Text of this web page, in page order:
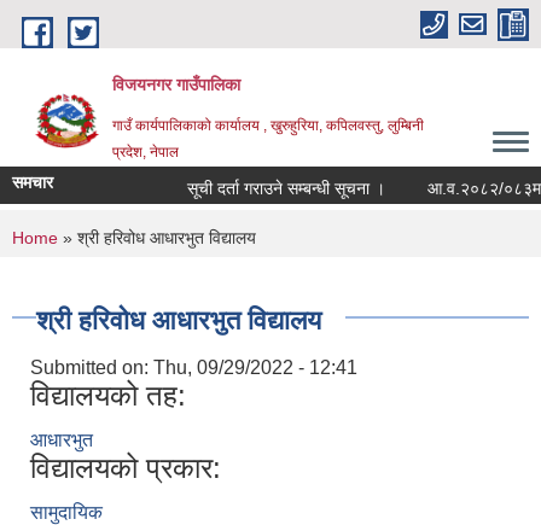
Skip to main content
विजयनगर गाउँपालिका
गाउँ कार्यपालिकाको कार्यालय , खुरुहुरिया, कपिलवस्तु, लुम्बिनी
प्रदेश, नेपाल
समचार सूची दर्ता गराउने सम्बन्धी सूचना । आ.व.२०८२/०८३मा
You are here
Home » श्री ह‍रिवोध आधारभुत विद्यालय
श्री ह‍रिवोध आधारभुत विद्यालय
Submitted on: Thu, 09/29/2022 - 12:41
विद्यालयको तह:
आधारभुत
विद्यालयको प्रकार:
सामुदायिक